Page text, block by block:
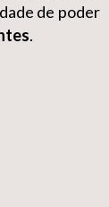
de poder
.